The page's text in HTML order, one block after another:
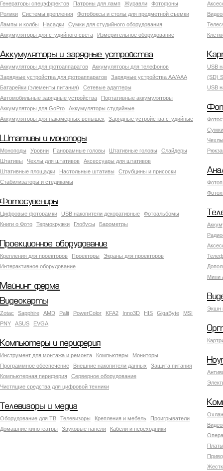
Генераторы спецэффектов
Патроны для ламп Журавли
Фотофоны
Ролики
Системы крепления
Фотобоксы и столы для предметной съемки
Лампы и колбы
Насадки
Сумки для студийного оборудования
Аккумуляторы для студийного света
Измерительное оборудование
Аккумуляторы и зарядные устройства
Аккумуляторы для фотоаппаратов
Аккумуляторы для телефонов
Зарядные устройства для фотоаппаратов
Зарядные устройства AA/AAA
Батарейки (элементы питания)
Сетевые адаптеры
Автомобильные зарядные устройства
Портативные аккумуляторы
Аккумуляторы для GoPro
Аккумуляторы студийные
Аккумуляторы для накамерных вспышек
Зарядные устройства студийные
USB
(SD)
USB
Штативы и моноподы
Моноподы Уровни Панорамные головы Штативные головы
Слайдеры
Штативы
Чехлы для штативов
Аксессуары для штативов
Штативные площадки
Настольные штативы
Струбцины и присоски
Стабилизаторы и стедикамы
Фотосувениры
Цифровые фоторамки USB накопители декоративные
Фотоальбомы
Книги о Фото
Термокружки Глобусы Барометры
Мини
Проекционное оборудование
Крепления для проекторов Проекторы
Экраны для проекторов
Интерактивное оборудование
Майнинг ферма
Экшн
Видеокарты
Zotac Sapphire AMD Palit PowerColor KFA2 Inno3D HIS GigaByte
MSI
PNY
ASUS EVGA
Компьютеры и периферия
Инструмент для монтажа и ремонта Компьютеры
Мониторы
Программное обеспечение
Внешние накопители данных
Защита питания
Компьютерная периферия
Серверное оборудование
Чистящие средства для цифровой техники
Телевизоры и медиа
Оборудование для ТВ Телевизоры Крепления и мебель
Проигрыватели
Домашние кинотеатры
Звуковые панели Кабели и переходники